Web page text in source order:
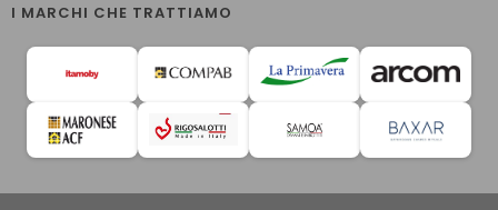
I MARCHI CHE TRATTIAMO